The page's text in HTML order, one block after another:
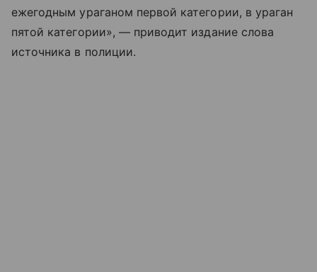
ежегодным ураганом первой категории, в ураган
пятой категории», — приводит издание слова
источника в полиции.